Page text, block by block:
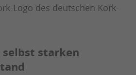
Logo des deutschen Kork-
starken